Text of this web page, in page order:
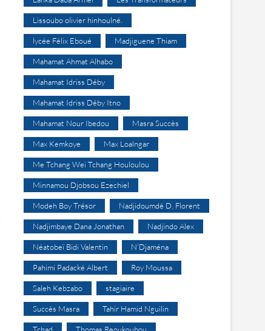
Lissoubo olivier hinhoulné.
lycée Félix Eboué Madjiguene Thiam
Mahamat Ahmat Alhabo
Mahamat Idriss Déby
Mahamat Idriss Déby Itno
Mahamat Nour Ibedou Masra Succès
Max Kemkoye Max Loalngar
Me Tchang Wei Tchang Houloulou
Minnamou Djobsou Ezechiel
Modeh Boy Trésor Nadjidoumdé D. Florent
Nadjimbaye Dana Jonathan Nadjindo Alex
Néatobeï Bidi Valentin N’Djaména
Pahimi Padacké Albert Roy Moussa
Saleh Kebzabo stagiaire
Succès Masra Tahir Hamid Nguilin